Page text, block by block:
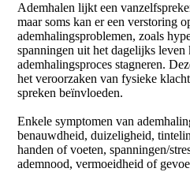
Ademhalen lijkt een
maar soms kan er een verstoring
ademhalingsproblemen, zoals
spanningen uit het dagelijks leven
ademhalingsproces stagneren.
het veroorzaken van fysieke
spreken beïnvloeden.
Enkele symptomen van
benauwdheid, duizeligheid,
handen of voeten, spanningen/
ademnood, vermoeidheid of